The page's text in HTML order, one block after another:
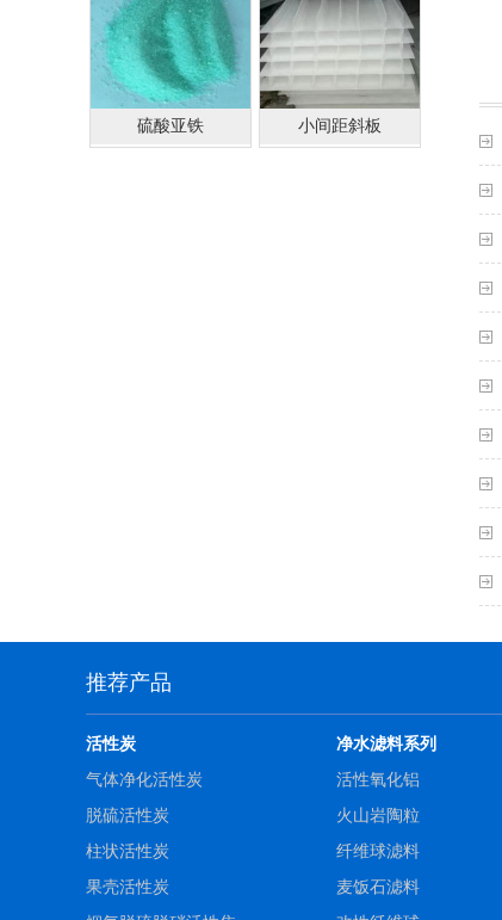
硫酸亚铁 小间距斜板
推荐产品
活性炭
气体净化活性炭
脱硫活性炭
柱状活性炭
果壳活性炭
净水滤料系列
活性氧化铝
火山岩陶粒
纤维球滤料
麦饭石滤料